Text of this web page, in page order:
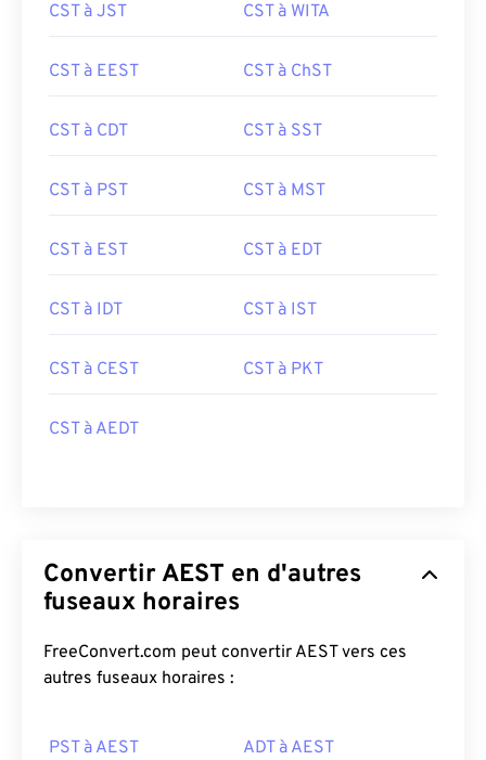
CST à JST CST à WITA
CST à EEST CST à ChST
CST à CDT CST à SST
CST à PST CST à MST
CST à EST CST à EDT
CST à IDT CST à IST
CST à CEST CST à PKT
CST à AEDT
Convertir AEST en d'autres
fuseaux horaires
FreeConvert.com peut convertir AEST vers ces
autres fuseaux horaires :
PST à AEST ADT à AEST